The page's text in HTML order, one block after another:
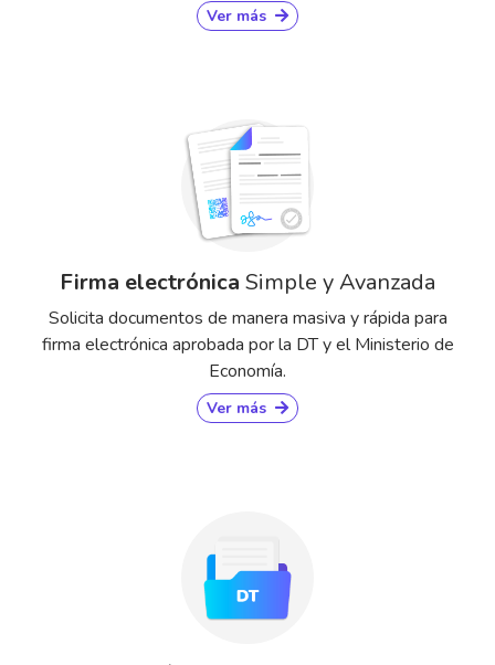
Ver más
Firma electrónica Simple y Avanzada
Solicita documentos de manera masiva y rápida para
firma electrónica aprobada por la DT y el Ministerio de
Economía.
Ver más